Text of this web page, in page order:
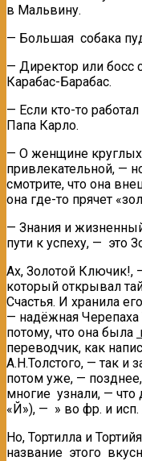
в Мальвину.
— Большая собака
— Директор или босс
Карабас-Барабас.
— Если кто-то
Папа Карло.
— О женщине
привлекательной, —
смотрите, что она
она где-то прячет
— Знания и
пути к успеху, — это
Ах, Золотой Ключик!,
который открывал
Счастья. И хранила
— надёжная Черепаха
потому, что она была
переводчик, как
А.Н.Толстого, — так и
потом уже, —
многие узнали, — что
«Й»), — » во фр. и исп.
Но, Тортилла и
название этого